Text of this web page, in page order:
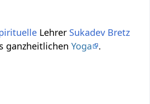
Lehrer Sukadev Bretz
und des ganzheitlichenYoga .